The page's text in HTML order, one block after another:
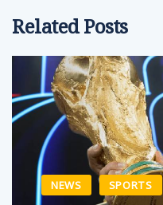
Related Posts
NEWS SPORTS